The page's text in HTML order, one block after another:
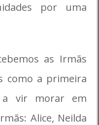
por uma
as Irmãs
como a primeira
a vir morar em
Alice, Neilda